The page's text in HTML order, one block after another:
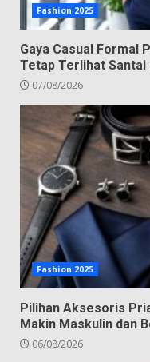
Fashion 2025
Gaya Casual Formal
Tetap Terlihat Santai
07/08/2026
Fashion 2025
Pilihan Aksesoris
Makin Maskulin dan
06/08/2026